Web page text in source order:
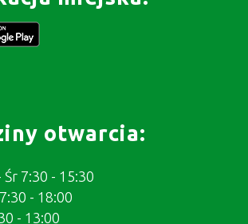
otwarcia:
Śr 7:30 - 15:30
- 18:00
- 13:00